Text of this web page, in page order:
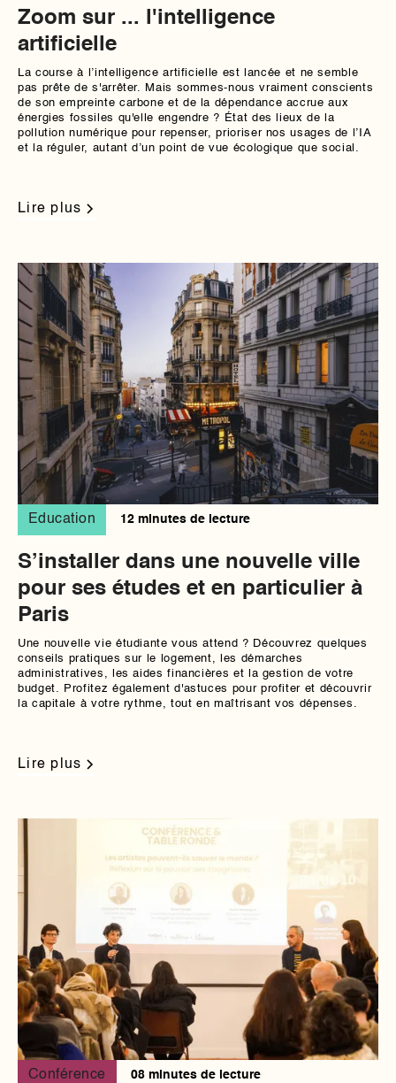
Zoom sur ... l'intelligence
artificielle
La course à l’intelligence artificielle est lancée et ne semble
pas prête de s'arrêter. Mais sommes-nous vraiment conscients
de son empreinte carbone et de la dépendance accrue aux
énergies fossiles qu'elle engendre ? État des lieux de la
pollution numérique pour repenser, prioriser nos usages de l’IA
et la réguler, autant d’un point de vue écologique que social.
Lire plus
Education 12 minutes de lecture
S’installer dans une nouvelle ville
pour ses études et en particulier à
Paris
Une nouvelle vie étudiante vous attend ? Découvrez quelques
conseils pratiques sur le logement, les démarches
administratives, les aides financières et la gestion de votre
budget. Profitez également d'astuces pour profiter et découvrir
la capitale à votre rythme, tout en maîtrisant vos dépenses.
Lire plus
Conférence 08 minutes de lecture